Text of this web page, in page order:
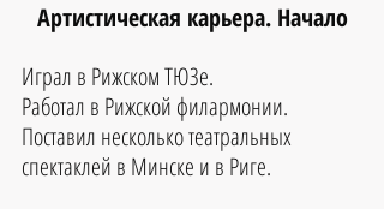
Артистическая карьера. Начало
Играл в Рижском ТЮЗе.
Работал в Рижской филармонии.
Поставил несколько театральных
спектаклей в Минске и в Риге.